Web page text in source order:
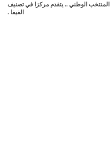
المنتخب الوطني .. يتقدم مركزا في تصنيف
الفيفا .